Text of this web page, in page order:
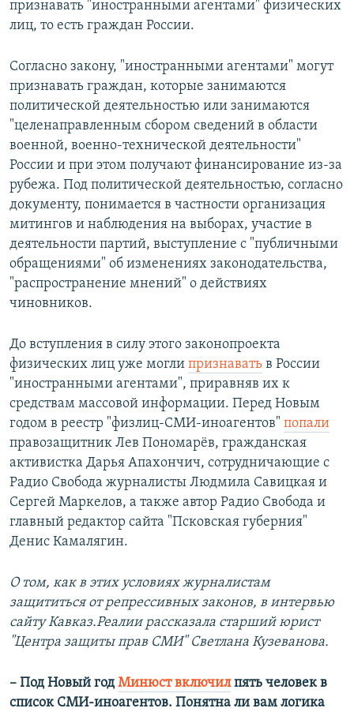
признавать "иностранными агентами" физических
лиц, то есть граждан России.
Согласно закону, "иностранными агентами" могут
признавать граждан, которые занимаются
политической деятельностью или занимаются
"целенаправленным сбором сведений в области
военной, военно-технической деятельности"
России и при этом получают финансирование из-за
рубежа. Под политической деятельностью, согласно
документу, понимается в частности организация
митингов и наблюдения на выборах, участие в
деятельности партий, выступление с "публичными
обращениями" об изменениях законодательства,
"распространение мнений" о действиях
чиновников.
До вступления в силу этого законопроекта
физических лиц уже могли признавать в России
"иностранными агентами", приравняв их к
средствам массовой информации. Перед Новым
годом в реестр "физлиц-СМИ-иноагентов" попали
правозащитник Лев Пономарёв, гражданская
активистка Дарья Апахончич, сотрудничающие с
Радио Свобода журналисты Людмила Савицкая и
Сергей Маркелов, а также автор Радио Свобода и
главный редактор сайта "Псковская губерния"
Денис Камалягин.​
О том, как в этих условиях журналистам
защититься от репрессивных законов, в интервью
сайту Кавказ.Реалии рассказала старший юрист
"Центра защиты прав СМИ" Светлана Кузеванова.
– Под Новый годМинюст включилпять человек в
список СМИ-иноагентов. Понятна ли вам логика